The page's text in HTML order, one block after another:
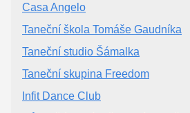
Casa Angelo
Taneční škola Tomáše Gaudníka
Taneční studio Šámalka
Taneční skupina Freedom
Infit Dance Club